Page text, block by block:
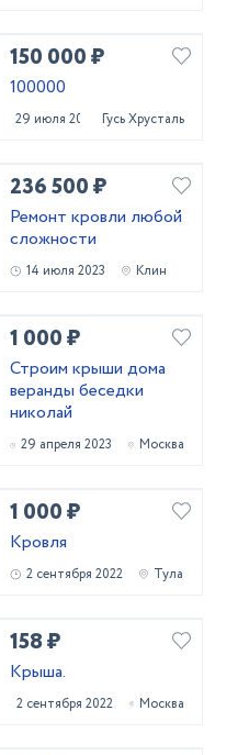
150 000 ₽
100000
29 июля 2023 Гусь Хрустальный
236 500 ₽
Ремонт кровли любой
сложности
14 июля 2023 Клин
1 000 ₽
Строим крыши дома
веранды беседки
николай
29 апреля 2023 Москва
1 000 ₽
Кровля
2 сентября 2022 Тула
158 ₽
Крыша.
2 сентября 2022 Москва